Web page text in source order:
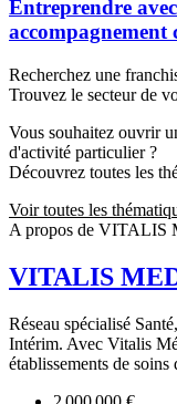
Entreprendre
accompagnement
Recherchez une
Trouvez le secteur de
Vous souhaitez ouvrir
d'activité particulier ?
Découvrez toutes les
Voir toutes les
A propos de VITALIS
VITALIS
Réseau spécialisé
Intérim. Avec Vitalis
établissements de soins